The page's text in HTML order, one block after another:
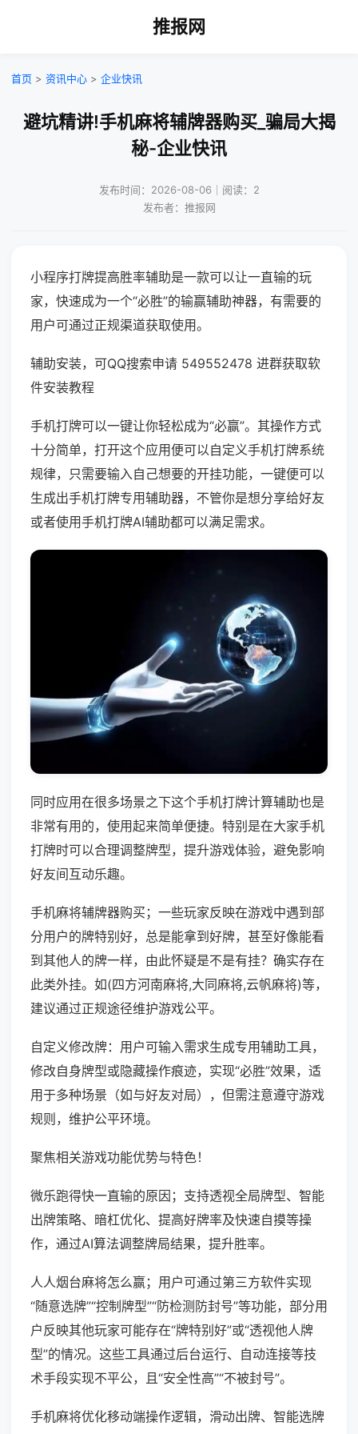
推报网
首页 > 资讯中心 > 企业快讯
避坑精讲!手机麻将辅牌器购买_骗局大揭
秘-企业快讯
发布时间：2026-08-06｜阅读：2
发布者：推报网
小程序打牌提高胜率辅助是一款可以让一直输的玩
家，快速成为一个“必胜”的输赢辅助神器，有需要的
用户可通过正规渠道获取使用。
辅助安装，可QQ搜索申请 549552478 进群获取软
件安装教程
手机打牌可以一键让你轻松成为“必赢”。其操作方式
十分简单，打开这个应用便可以自定义手机打牌系统
规律，只需要输入自己想要的开挂功能，一键便可以
生成出手机打牌专用辅助器，不管你是想分享给好友
或者使用手机打牌AI辅助都可以满足需求。
同时应用在很多场景之下这个手机打牌计算辅助也是
非常有用的，使用起来简单便捷。特别是在大家手机
打牌时可以合理调整牌型，提升游戏体验，避免影响
好友间互动乐趣。
手机麻将辅牌器购买；一些玩家反映在游戏中遇到部
分用户的牌特别好，总是能拿到好牌，甚至好像能看
到其他人的牌一样，由此怀疑是不是有挂？确实存在
此类外挂。如(四方河南麻将,大同麻将,云帆麻将)等，
建议通过正规途径维护游戏公平。
自定义修改牌：用户可输入需求生成专用辅助工具，
修改自身牌型或隐藏操作痕迹，实现“必胜”效果，适
用于多种场景（如与好友对局），但需注意遵守游戏
规则，维护公平环境。
聚焦相关游戏功能优势与特色！
微乐跑得快一直输的原因；支持透视全局牌型、智能
出牌策略、暗杠优化、提高好牌率及快速自摸等操
作，通过AI算法调整牌局结果，提升胜率。
人人烟台麻将怎么赢；用户可通过第三方软件实现
“随意选牌”“控制牌型”“防检测防封号”等功能，部分用
户反映其他玩家可能存在“牌特别好”或“透视他人牌
型”的情况。这些工具通过后台运行、自动连接等技
术手段实现不平公，且“安全性高”“不被封号”。
手机麻将优化移动端操作逻辑，滑动出牌、智能选牌